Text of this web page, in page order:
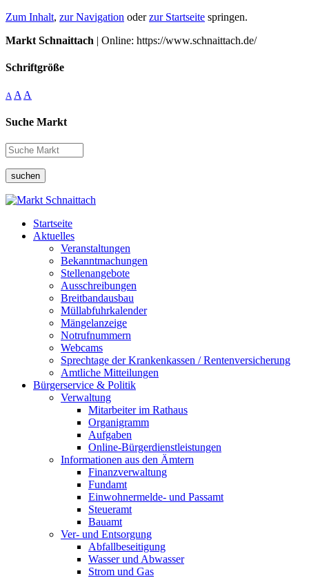
Zum Inhalt, zur Navigation oderzur Startseite springen.
Markt Schnaittach | Online: https://www.schnaittach.de/
Schriftgröße
A A A
Suche Markt
suchen
Startseite
Aktuelles
Veranstaltungen
Bekanntmachungen
Stellenangebote
Ausschreibungen
Breitbandausbau
Müllabfuhrkalender
Mängelanzeige
Notrufnummern
Webcams
Sprechtage der Krankenkassen / Rentenversicherung
Amtliche Mitteilungen
Bürgerservice & Politik
Verwaltung
Mitarbeiter im Rathaus
Organigramm
Aufgaben
Online-Bürgerdienstleistungen
Informationen aus den Ämtern
Finanzverwaltung
Fundamt
Einwohnermelde- und Passamt
Steueramt
Bauamt
Ver- und Entsorgung
Abfallbeseitigung
Wasser und Abwasser
Strom und Gas